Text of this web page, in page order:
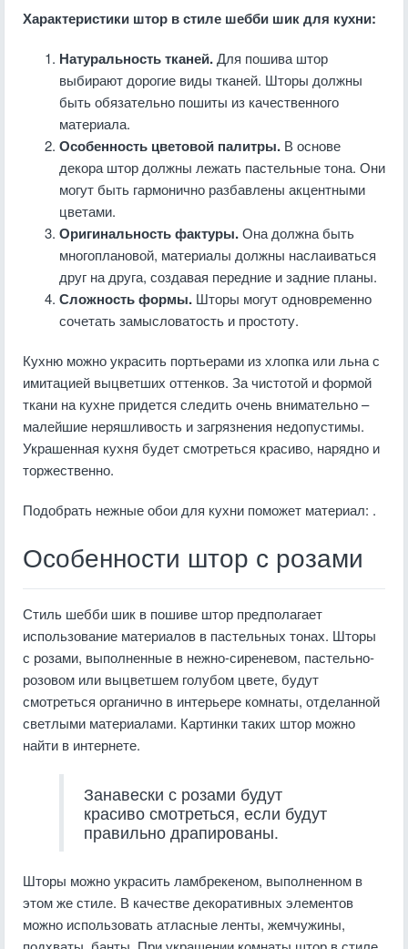
Характеристики штор в стиле шебби шик для кухни:
Натуральность тканей.Для пошива штор
выбирают дорогие виды тканей. Шторы должны
быть обязательно пошиты из качественного
материала.
Особенность цветовой палитры. В основе
декора штор должны лежать пастельные тона. Они
могут быть гармонично разбавлены акцентными
цветами.
Оригинальность фактуры.Она должна быть
многоплановой, материалы должны наслаиваться
друг на друга, создавая передние и задние планы.
Сложность формы. Шторы могут одновременно
сочетать замысловатость и простоту.
Кухню можно украсить портьерами из хлопка или льна с
имитацией выцветших оттенков. За чистотой и формой
ткани на кухне придется следить очень внимательно –
малейшие неряшливость и загрязнения недопустимы.
Украшенная кухня будет смотреться красиво, нарядно и
торжественно.
Подобрать нежные обои для кухни поможет материал: .
Особенности штор с розами
Стиль шебби шик в пошиве штор предполагает
использование материалов в пастельных тонах. Шторы
с розами, выполненные в нежно-сиреневом, пастельно-
розовом или выцветшем голубом цвете, будут
смотреться органично в интерьере комнаты, отделанной
светлыми материалами. Картинки таких штор можно
найти в интернете.
Занавески с розами будут
красиво смотреться, если будут
правильно драпированы.
Шторы можно украсить ламбрекеном, выполненном в
этом же стиле. В качестве декоративных элементов
можно использовать атласные ленты, жемчужины,